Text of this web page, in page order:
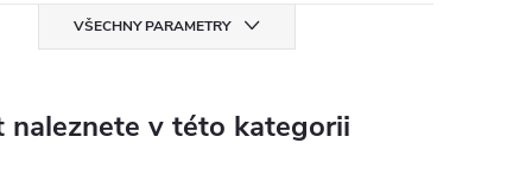
VŠECHNY PARAMETRY
naleznete v této kategorii